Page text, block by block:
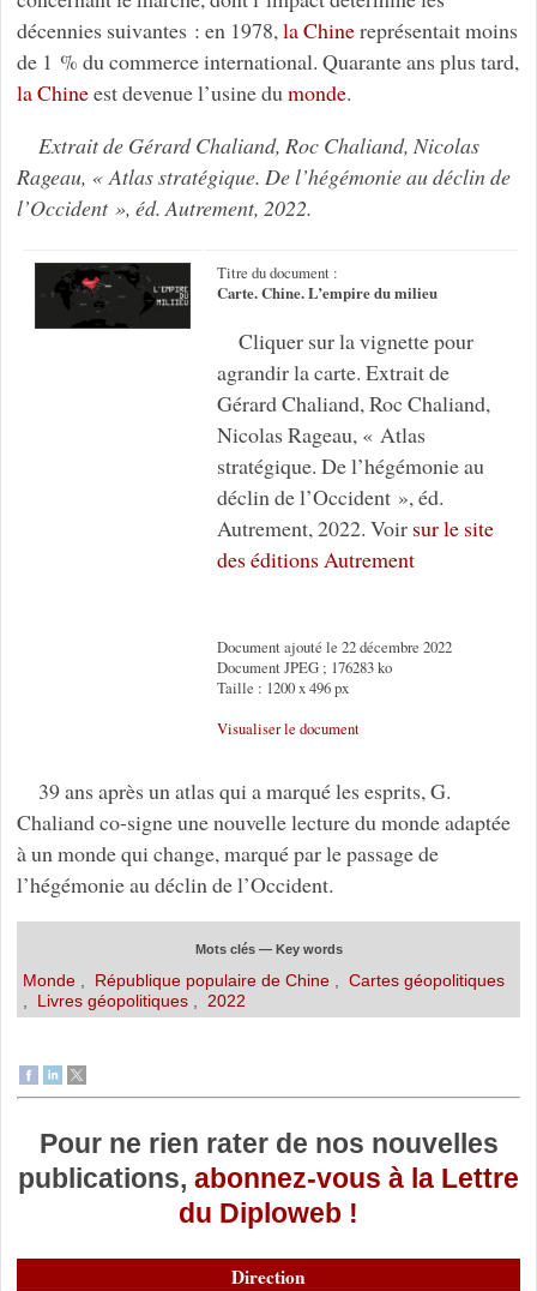
décennies suivantes : en 1978,la Chinereprésentait moins
de 1 % du commerce international. Quarante ans plus tard,
la Chineest devenue l’usine dumonde.
Extrait de Gérard Chaliand, Roc Chaliand, Nicolas
Rageau, « Atlas stratégique. De l’hégémonie au déclin de
l’Occident », éd. Autrement, 2022.
Titre du document :
Carte. Chine. L’empire du milieu
Cliquer sur la vignette pour
agrandir la carte. Extrait de
Gérard Chaliand, Roc Chaliand,
Nicolas Rageau, « Atlas
stratégique. De l’hégémonie au
déclin de l’Occident », éd.
Autrement, 2022. Voir sur le site
des éditions Autrement
Document ajouté le 22 décembre 2022
Document JPEG ; 176283 ko
Taille : 1200 x 496 px
Visualiser le document
39 ans après un atlas qui a marqué les esprits, G.
Chaliand co-signe une nouvelle lecture du monde adaptée
à un monde qui change, marqué par le passage de
l’hégémonie au déclin de l’Occident.
Mots clés — Key words
Monde, République populaire de Chine
Cartes géopolitiques
Livres géopolitiques, 2022
Pour ne rien rater de nos nouvelles
publications, abonnez-vous à la Lettre
du Diploweb !
Direction